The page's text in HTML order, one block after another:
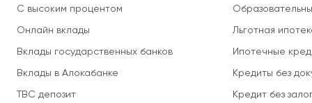
С высоким процентом
Онлайн вклады
Вклады государственных банков
Вклады в Алокабанке
TBC депозит
Льготная
Ипотечные
Кредиты без
Кредит без